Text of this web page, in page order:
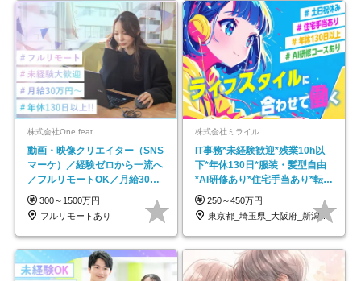
株式会社One feat.
動画・映像クリエイター（SNS
マーケ）／経験ゼロから一流へ
／フルリモートOK／月給30万
円～／年休130日以上
300～1500万円
フルリモートあり
株式会社ミライル
IT事務*未経験歓迎*残業10h以
下*年休130日*服装・髪型自由
*AI研修あり*住宅手当あり*転勤
なし
250～450万円
東京都_埼玉県_大阪府_新潟県_福岡県